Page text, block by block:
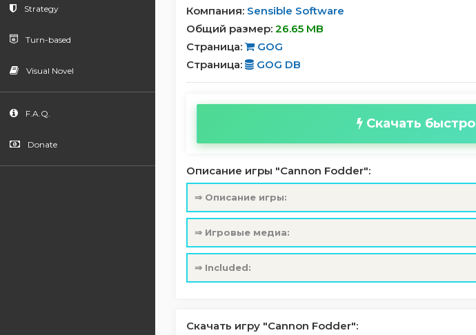
Strategy
Turn-based
Visual Novel
F.A.Q.
Donate
Компания: Sensible Software
Общий размер: 26.65 MB
Страница:
GOG
Страница:
GOG DB
Скачать быстро
Описание игры "Cannon Fodder":
⇒ Описание игры:
⇒ Игровые медиа:
⇒ Included:
Скачать игру "Cannon Fodder":